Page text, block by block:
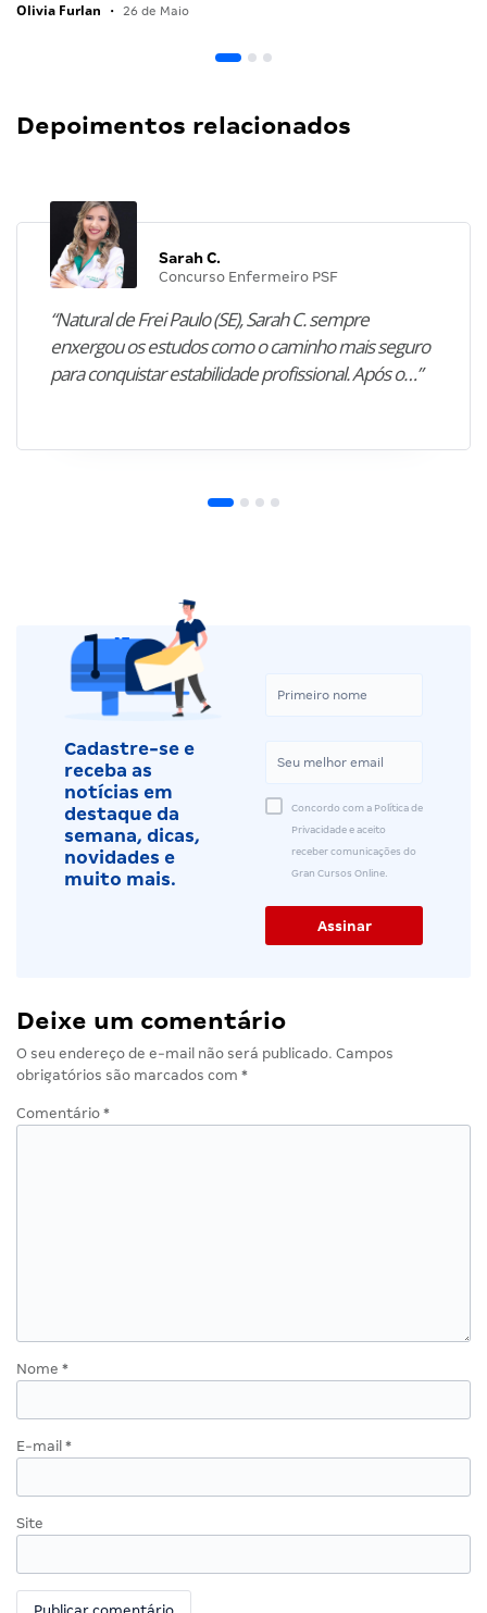
Olivia Furlan • 26 de Maio
Depoimentos relacionados
Sarah C.
Concurso Enfermeiro PSF
“Natural de Frei Paulo (SE), Sarah C. sempre
enxergou os estudos como o caminho mais seguro
para conquistar estabilidade profissional. Após o…”
Cadastre-se e
receba as
notícias em
destaque da
semana, dicas,
novidades e
muito mais.
Concordo com a Política de
Privacidade e aceito
receber comunicações do
Gran Cursos Online.
Deixe um comentário
O seu endereço de e-mail não será publicado. Campos
obrigatórios são marcados com *
Comentário *
Nome *
E-mail *
Site